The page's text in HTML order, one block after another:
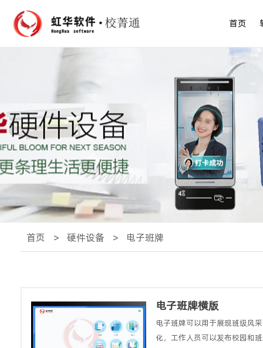
首页
首页 > 硬件设备 > 电子班牌
电子班牌横版
电子班牌可以用于展现班级风
化，工作人员可以发布校园和